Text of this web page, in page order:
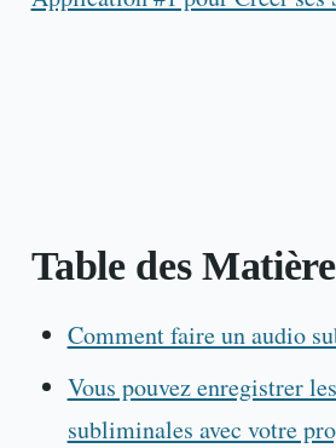
Table des
Comment faire un audio
Vous pouvez enregistrer
subliminales avec votre